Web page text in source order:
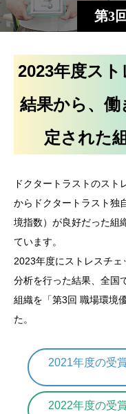
第3
2023年度ス
結果から、働
定された
ドクタートラストのス
からドクタートラスト独
境指数）が良好だった組
ています。
2023年度にストレスチ
分析を行った結果、全国
組織を「第3回 職場環境
た。
2021年度の受
2022年度の受